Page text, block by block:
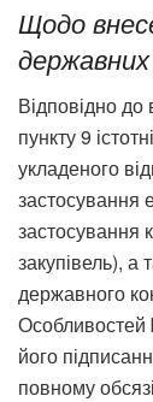
Щодо
Відповідно до
пункту 9
укладеного
застосування
застосування
закупівель),
державного
Особливостей
його
повному